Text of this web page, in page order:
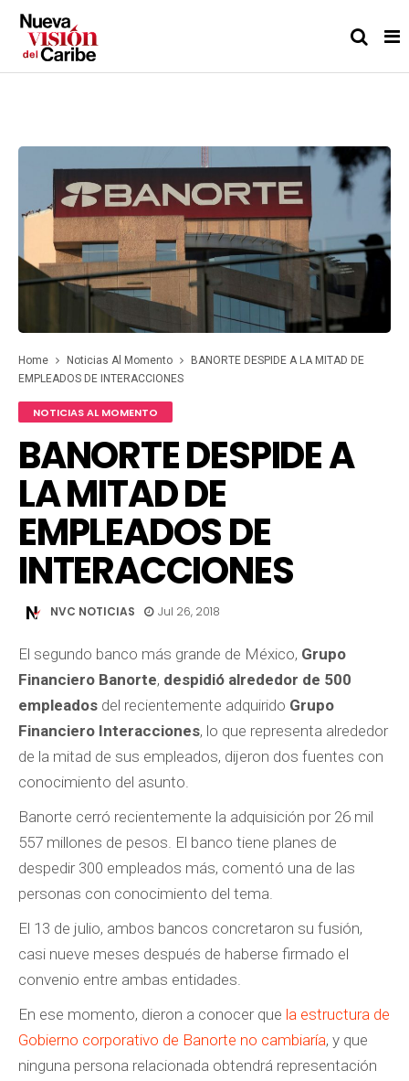
Home Noticias Al Momento
BANORTE DESPIDE A LA MITAD DE
EMPLEADOS DE INTERACCIONES
NOTICIAS AL MOMENTO
BANORTE DESPIDE A
LA MITAD DE
EMPLEADOS DE
INTERACCIONES
NVC NOTICIAS Jul 26, 2018
El segundo banco más grande de México, Grupo
Financiero Banorte, despidió alrededor de 500
empleados del recientemente adquirido Grupo
Financiero Interacciones, lo que representa alrededor
de la mitad de sus empleados, dijeron dos fuentes con
conocimiento del asunto.
Banorte cerró recientemente la adquisición por 26 mil
557 millones de pesos. El banco tiene planes de
despedir 300 empleados más, comentó una de las
personas con conocimiento del tema.
El 13 de julio, ambos bancos concretaron su fusión,
casi nueve meses después de haberse firmado el
convenio entre ambas entidades.
En ese momento, dieron a conocer que la estructura de
Gobierno corporativo de Banorte no cambiaría, y que
ninguna persona relacionada obtendrá representación